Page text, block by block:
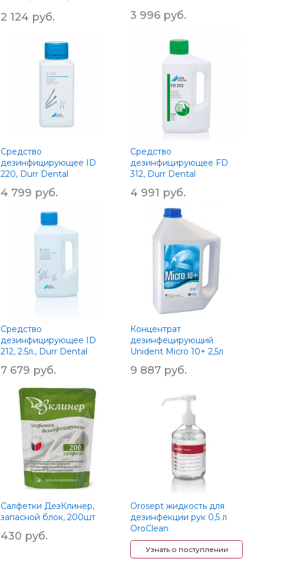
2 124 руб. 3 996 руб.
Средство
дезинфицирующее ID
220, Durr Dental
4 799 руб.
Средство
дезинфицирующее FD
312, Durr Dental
4 991 руб.
Средство
дезинфицирующее ID
212, 2.5л., Durr Dental
7 679 руб.
Концентрат
дезинфецирующий
Unident Micro 10+ 2,5л
9 887 руб.
Салфетки ДезКлинер,
запасной блок, 200шт
430 руб.
Orosept жидкость для
дезинфекции рук 0,5 л
OroClean
Узнать о поступлении